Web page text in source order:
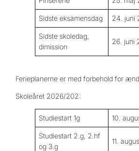
Sidste eksamensdag 24. juni
Sidste skoledag,
dimission
26. juni
Ferieplanerne er med forbehold for
Skoleåret 2026/202:
Studiestart 1g 10.
Studiestart 2.g, 2.hf
og 3.g
11.